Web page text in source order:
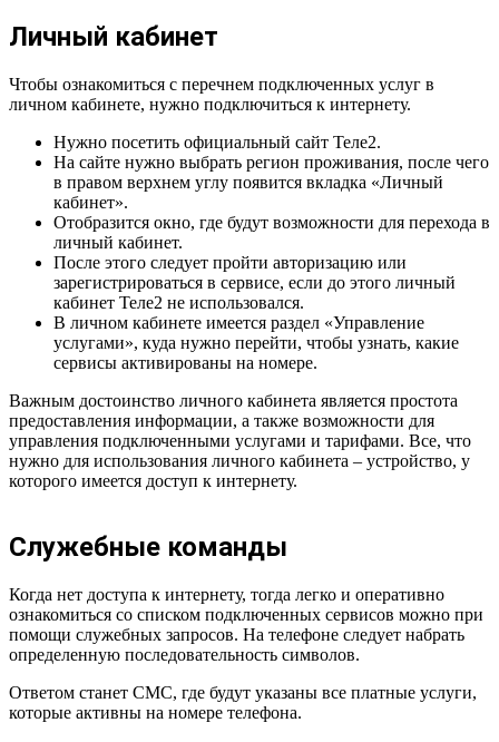
Личный кабинет
Чтобы ознакомиться с перечнем подключенных услуг в
личном кабинете, нужно подключиться к интернету.
Нужно посетить официальный сайт Теле2.
На сайте нужно выбрать регион проживания, после чего
в правом верхнем углу появится вкладка «Личный
кабинет».
Отобразится окно, где будут возможности для перехода в
личный кабинет.
После этого следует пройти авторизацию или
зарегистрироваться в сервисе, если до этого личный
кабинет Теле2 не использовался.
В личном кабинете имеется раздел «Управление
услугами», куда нужно перейти, чтобы узнать, какие
сервисы активированы на номере.
Важным достоинство личного кабинета является простота
предоставления информации, а также возможности для
управления подключенными услугами и тарифами. Все, что
нужно для использования личного кабинета – устройство, у
которого имеется доступ к интернету.
Служебные команды
Когда нет доступа к интернету, тогда легко и оперативно
ознакомиться со списком подключенных сервисов можно при
помощи служебных запросов. На телефоне следует набрать
определенную последовательность символов.
Ответом станет СМС, где будут указаны все платные услуги,
которые активны на номере телефона.